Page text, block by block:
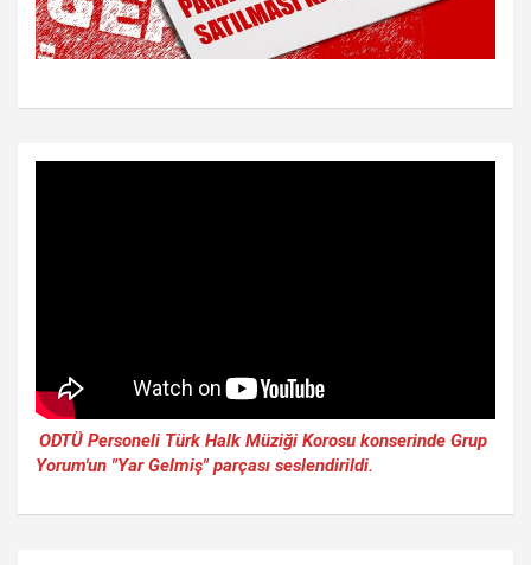
ODTÜ Personeli Türk Halk Müziği Korosu konserinde Grup
Yorum'un "Yar Gelmiş" parçası seslendirildi.